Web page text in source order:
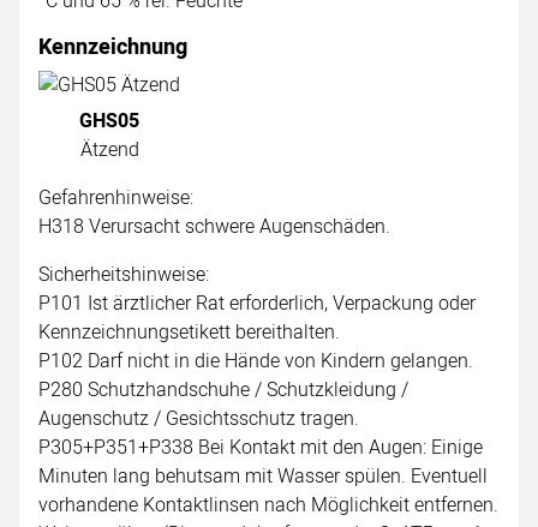
Kennzeichnung
GHS05
Ätzend
Gefahrenhinweise:
H318 Verursacht schwere Augenschäden.
Sicherheitshinweise:
P101 Ist ärztlicher Rat erforderlich, Verpackung oder
Kennzeichnungsetikett bereithalten.
P102 Darf nicht in die Hände von Kindern gelangen.
P280 Schutzhandschuhe / Schutzkleidung /
Augenschutz / Gesichtsschutz tragen.
P305+P351+P338 Bei Kontakt mit den Augen: Einige
Minuten lang behutsam mit Wasser spülen. Eventuell
vorhandene Kontaktlinsen nach Möglichkeit entfernen.